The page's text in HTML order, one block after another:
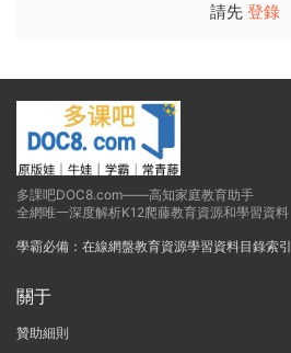
請先 登錄
多課吧DOC8.com——高知家庭教育助手
全網唯一深度解析K12爬藤教育資源和學習資料
學霸必備：在線網盤教育資源學習資料目錄索引
關于
贊助細則